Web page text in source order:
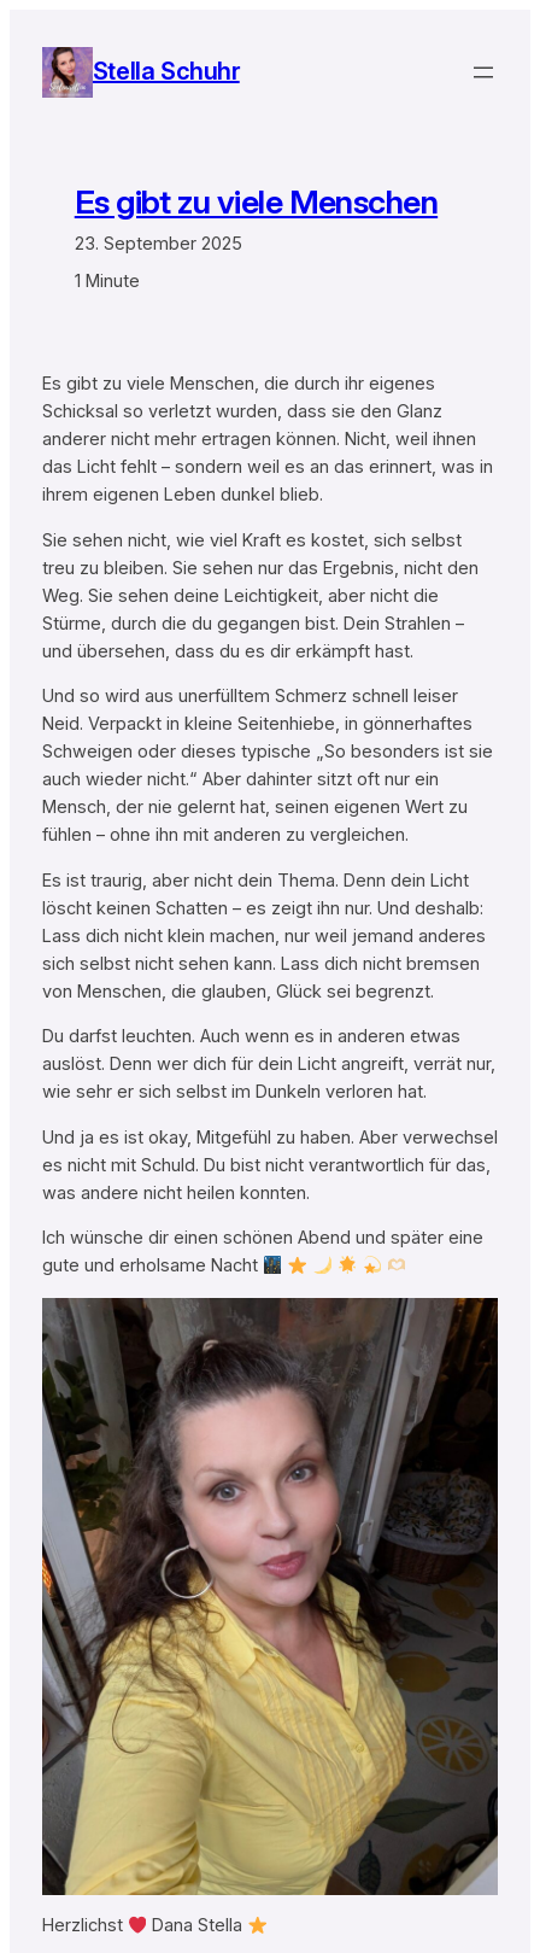
Inhalt
springen
Stella Schuhr
Es gibt zu viele Menschen
23. September 2025
1 Minute
Es gibt zu viele Menschen, die durch ihr eigenes
Schicksal so verletzt wurden, dass sie den Glanz
anderer nicht mehr ertragen können. Nicht, weil ihnen
das Licht fehlt – sondern weil es an das erinnert, was in
ihrem eigenen Leben dunkel blieb.
Sie sehen nicht, wie viel Kraft es kostet, sich selbst
treu zu bleiben. Sie sehen nur das Ergebnis, nicht den
Weg. Sie sehen deine Leichtigkeit, aber nicht die
Stürme, durch die du gegangen bist. Dein Strahlen –
und übersehen, dass du es dir erkämpft hast.
Und so wird aus unerfülltem Schmerz schnell leiser
Neid. Verpackt in kleine Seitenhiebe, in gönnerhaftes
Schweigen oder dieses typische „So besonders ist sie
auch wieder nicht.“ Aber dahinter sitzt oft nur ein
Mensch, der nie gelernt hat, seinen eigenen Wert zu
fühlen – ohne ihn mit anderen zu vergleichen.
Es ist traurig, aber nicht dein Thema. Denn dein Licht
löscht keinen Schatten – es zeigt ihn nur. Und deshalb:
Lass dich nicht klein machen, nur weil jemand anderes
sich selbst nicht sehen kann. Lass dich nicht bremsen
von Menschen, die glauben, Glück sei begrenzt.
Du darfst leuchten. Auch wenn es in anderen etwas
auslöst. Denn wer dich für dein Licht angreift, verrät nur,
wie sehr er sich selbst im Dunkeln verloren hat.
Und ja es ist okay, Mitgefühl zu haben. Aber verwechsel
es nicht mit Schuld. Du bist nicht verantwortlich für das,
was andere nicht heilen konnten.
Ich wünsche dir einen schönen Abend und später eine
gute und erholsame Nacht
Herzlichst Dana Stella